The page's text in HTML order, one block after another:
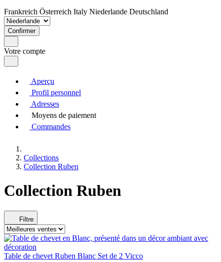
Frankreich Österreich Italy Niederlande Deutschland
Confirmer
Votre compte
Aperçu
Profil personnel
Adresses
Moyens de paiement
Commandes
Collections
Collection Ruben
Collection Ruben
Filtre
Table de chevet Ruben Blanc Set de 2 Vicco